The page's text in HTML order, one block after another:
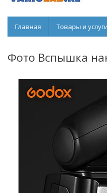
Главная Товары и услуги
Фото Вспышка